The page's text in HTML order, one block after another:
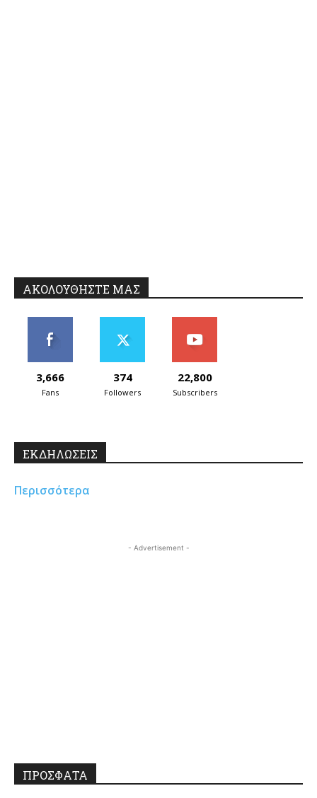
ΑΚΟΛΟΥΘΗΣΤΕ ΜΑΣ
3,666
Fans
374
Followers
22,800
Subscribers
ΕΚΔΗΛΩΣΕΙΣ
Περισσότερα
- Advertisement -
ΠΡΟΣΦΑΤΑ